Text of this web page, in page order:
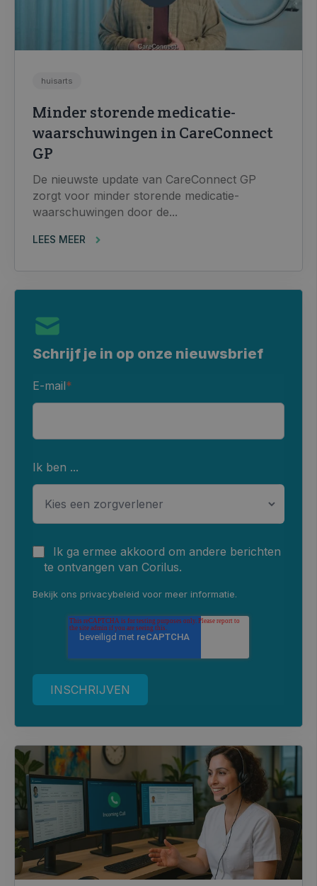
huisarts
Minder storende medicatie-
waarschuwingen in CareConnect
GP
De nieuwste update van CareConnect GP
zorgt voor minder storende medicatie-
waarschuwingen door de...
LEES MEER
Schrijf je in op onze nieuwsbrief
E-mail*
Ik ben ...
Ik ga ermee akkoord om andere berichten
te ontvangen van Corilus.
Bekijk ons privacybeleid voor meer informatie.